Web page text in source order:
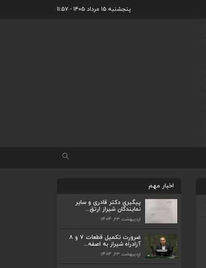
پنجشنبه ۱۵ مرداد ۱۴۰۵ - ۱۱:۵۷
اخبار مهم
پیگیری دکتر قادری و سایر
نمایندگان شیراز ارتق...
اردیبهشت ۲۳, ۱۴۰۴
ضرورت تکمیل قطعات ۷ و ۸
آزادراه شیراز به اصفه...
اردیبهشت ۲۳, ۱۴۰۴